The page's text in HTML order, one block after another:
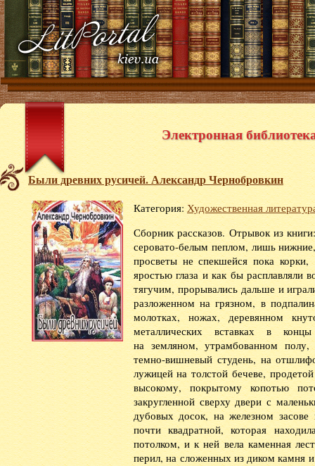
Электронная
Были древних русичей. Александр Чернобровкин
Категория:Художественная
Сборник рассказов. Отрывок из
серовато-белым пеплом, лишь
просветы не спекшейся пока корки,
яростью глаза и как бы расплавляли
тягучим, прорывались дальше и
разложенном на грязном, в
молотках, ножах, деревянном
металлических вставках в
на земляном, утрамбованном
темно-вишневый студень, на
лужицей на толстой бечеве,
высокому, покрытому копотью
закругленной сверху двери с
дубовых досок, на железном
почти квадратной, которая
потолком, и к ней вела каменная
перил, на сложенных из диком камня